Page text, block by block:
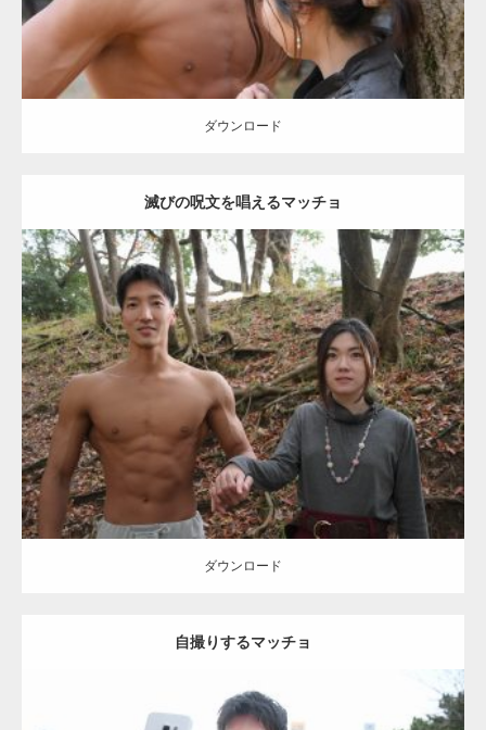
ダウンロード
滅びの呪文を唱えるマッチョ
Update:2021.07.8
Category:公園のマッチョ その他 AKIHITO(細マッチョ) 大胸筋 腹筋
ダウンロード
ダウンロード
自撮りするマッチョ